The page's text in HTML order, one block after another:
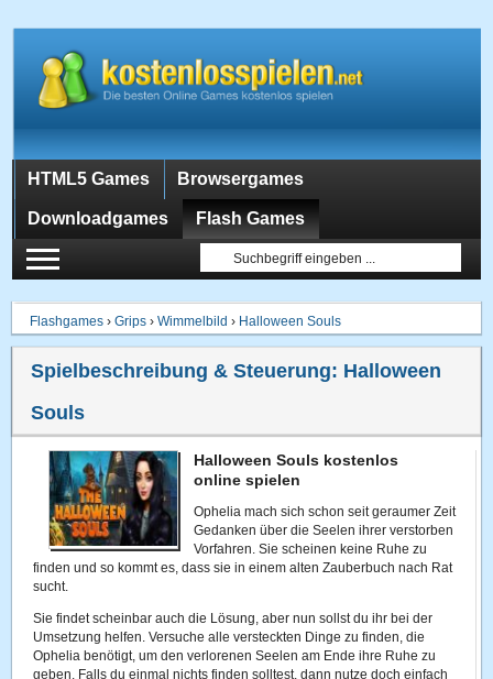
HTML5 Games Browsergames
Downloadgames Flash Games
Flashgames ›Grips ›Wimmelbild › Halloween Souls
Spielbeschreibung & Steuerung: Halloween
Souls
Halloween Souls kostenlos
online spielen
Ophelia mach sich schon seit geraumer Zeit
Gedanken über die Seelen ihrer verstorben
Vorfahren. Sie scheinen keine Ruhe zu
finden und so kommt es, dass sie in einem alten Zauberbuch nach Rat
sucht.
Sie findet scheinbar auch die Lösung, aber nun sollst du ihr bei der
Umsetzung helfen. Versuche alle versteckten Dinge zu finden, die
Ophelia benötigt, um den verlorenen Seelen am Ende ihre Ruhe zu
geben. Falls du einmal nichts finden solltest, dann nutze doch einfach